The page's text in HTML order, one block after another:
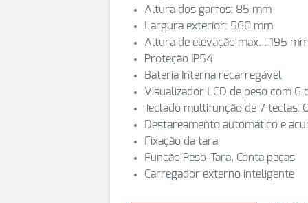
Altura dos garfos: 85 mm
Largura exterior: 560 mm
Altura de elevação max. : 195
Proteção IP54
Bateria Interna recarregável
Visualizador LCD de peso com
Teclado multifunção de 7 teclas:
Destareamento automático e
Fixação da tara
Função Peso-Tara, Conta peças
Carregador externo inteligente